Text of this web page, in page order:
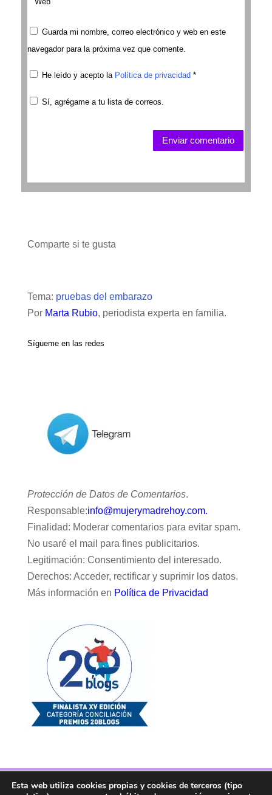
Guarda mi nombre, correo electrónico y web en este
navegador para la próxima vez que comente.
He leído y acepto la Política de privacidad *
Sí, agrégame a tu lista de correos.
Enviar comentario
Comparte si te gusta
Tema: pruebas del embarazo
Por Marta Rubio, periodista experta en familia.
Sígueme en las redes
Protección de Datos de Comentarios.
Responsable:info@mujerymadrehoy.com.
Finalidad: Moderar comentarios para evitar spam.
No usaré el mail para fines publicitarios.
Legitimación: Consentimiento del interesado.
Derechos: Acceder, rectificar y suprimir los datos.
Más información en Política de Privacidad
Facebook Twitter Telegram RSS
Esta web utiliza cookies propias y cookies de terceros (tipo